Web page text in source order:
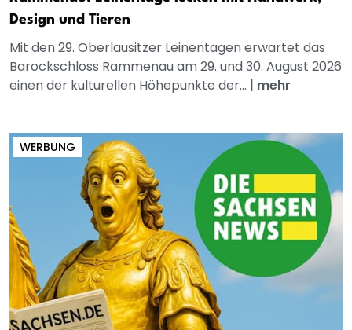
Design und Tieren
Mit den 29. Oberlausitzer Leinentagen erwartet das
Barockschloss Rammenau am 29. und 30. August 2026
einen der kulturellen Höhepunkte der... | mehr
WERBUNG